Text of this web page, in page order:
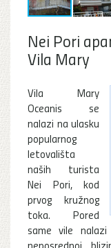
Nei Pori
Vila Mary
Vila Mary
Oceanis se
nalazi na ulasku
popularnog
letovališta
naših turista
Nei Pori, kod
prvog kružnog
toka. Pored
same vile
neposrednoj